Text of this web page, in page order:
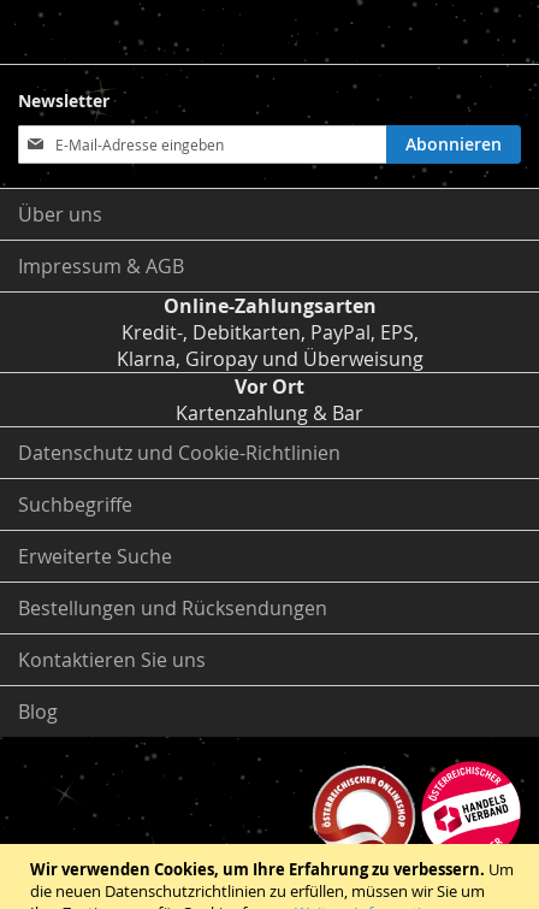
Wir verwenden Cookies, um Ihre Erfahrung zu verbessern. Um
die neuen Datenschutzrichtlinien zu erfüllen, müssen wir Sie um
Newsletter
Anmeldung
zum
Newsletter:
Abonnieren
Über uns
Impressum & AGB
Online-Zahlungsarten
Kredit-, Debitkarten, PayPal, EPS,
Klarna, Giropay und Überweisung
Vor Ort
Kartenzahlung & Bar
Datenschutz und Cookie-Richtlinien
Suchbegriffe
Erweiterte Suche
Bestellungen und Rücksendungen
Kontaktieren Sie uns
Blog